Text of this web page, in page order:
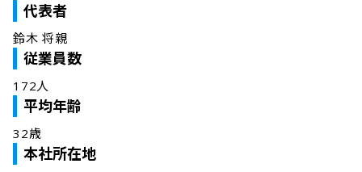
代表者
鈴木 将親
従業員数
172人
平均年齢
32歳
本社所在地